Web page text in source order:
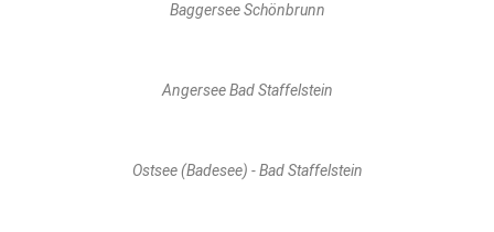
Baggersee Schönbrunn
Angersee Bad Staffelstein
Ostsee (Badesee) - Bad Staffelstein